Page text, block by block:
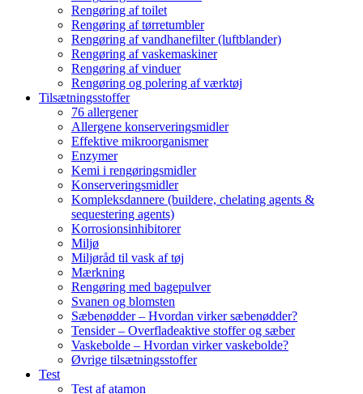
Rengøring af toilet
Rengøring af tørretumbler
Rengøring af vandhanefilter (luftblander)
Rengøring af vaskemaskiner
Rengøring af vinduer
Rengøring og polering af værktøj
Tilsætningsstoffer
76 allergener
Allergene konserveringsmidler
Effektive mikroorganismer
Enzymer
Kemi i rengøringsmidler
Konserveringsmidler
Kompleksdannere (buildere, chelating agents &
sequestering agents)
Korrosionsinhibitorer
Miljø
Miljøråd til vask af tøj
Mærkning
Rengøring med bagepulver
Svanen og blomsten
Sæbenødder – Hvordan virker sæbenødder?
Tensider – Overfladeaktive stoffer og sæber
Vaskebolde – Hvordan virker vaskebolde?
Øvrige tilsætningsstoffer
Test
Test af atamon